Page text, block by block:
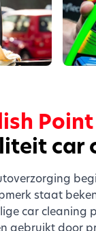
Point
car
staat
car cleaning
gebruikt door